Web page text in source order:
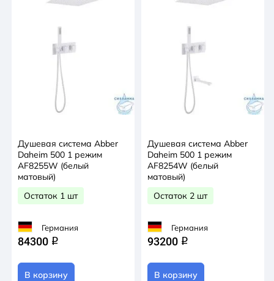
Душевая система Abber
Daheim 500 1 режим
AF8255W (белый
матовый)
Остаток 1 шт
Германия
84300 q
В корзину
Душевая система Abber
Daheim 500 1 режим
AF8254W (белый
матовый)
Остаток 2 шт
Германия
93200 q
В корзину